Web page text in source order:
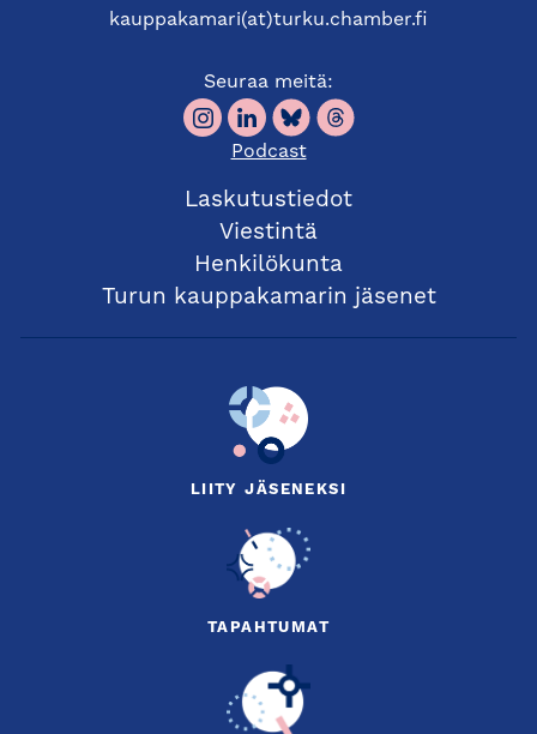
kauppakamari(at)turku.chamber.fi
Seuraa meitä:
Podcast
Laskutustiedot
Viestintä
Henkilökunta
Turun kauppakamarin jäsenet
LIITY JÄSENEKSI
TAPAHTUMAT